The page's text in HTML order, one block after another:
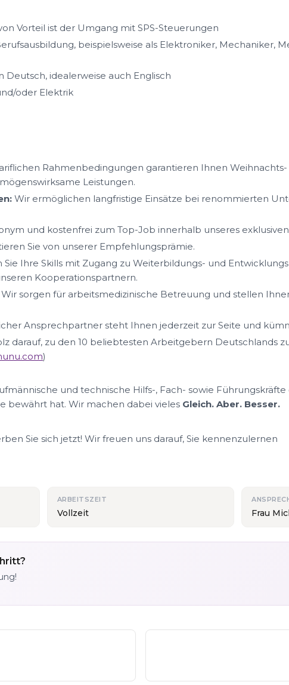
Vorteil ist der Umgang mit SPS-Steuerungen
beispielsweise als Elektroniker, Mechaniker,
Deutsch, idealerweise auch Englisch
oder Elektrik
Rahmenbedingungen garantieren Ihnen
Leistungen.
Wir ermöglichen langfristige Einsätze bei renommierten
und kostenfrei zum Top-Job innerhalb unseres
Sie von unserer Empfehlungsprämie.
Sie Ihre Skills mit Zugang zu Weiterbildungs- und
Kooperationspartnern.
Wir sorgen für arbeitsmedizinische Betreuung und stellen
Ansprechpartner steht Ihnen jederzeit zur Seite und
darauf, zu den 10 beliebtesten Arbeitgebern Deutschlands
)
und technische Hilfs-, Fach- sowie
bewährt hat. Wir machen dabei vieles Gleich. Aber. Besser.
Sie sich jetzt! Wir freuen uns darauf, Sie kennenzulernen
ARBEITSZEIT
Vollzeit Frau